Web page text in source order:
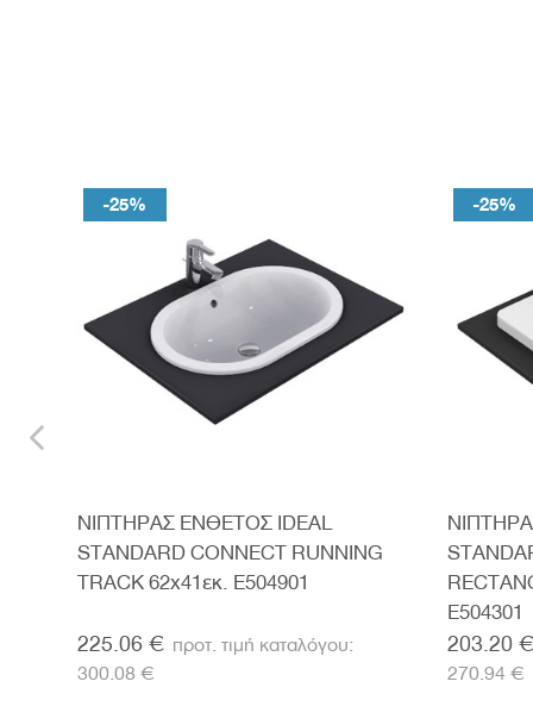
-25%
ΝΙΠΤΗΡΑΣ ΕΝΘΕΤΟΣ IDEAL
STANDARD CONNECT RUNNING
TRACK 62x41εκ. E504901
225.06 €
300.08 €
-25%
E504301
203.20 €
270.94 €